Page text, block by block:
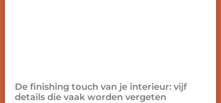
De finishing touch van je interieur: vijf
details die vaak worden vergeten